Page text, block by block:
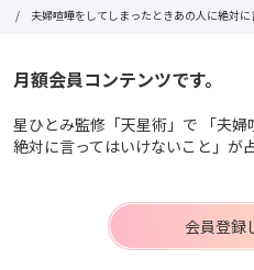
/
夫婦喧嘩をしてしまったときあの人に絶対
月額会員コンテンツです。
星ひとみ監修「天星術」で 「夫
絶対に言ってはいけないこと」が
会員登録